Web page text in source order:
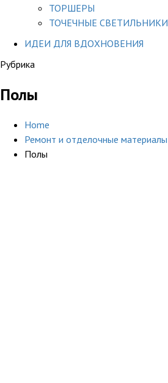
ТОРШЕРЫ
ТОЧЕЧНЫЕ СВЕТИЛЬНИКИ
ИДЕИ ДЛЯ ВДОХНОВЕНИЯ
Рубрика
Полы
Home
Ремонт и отделочные материалы
Полы